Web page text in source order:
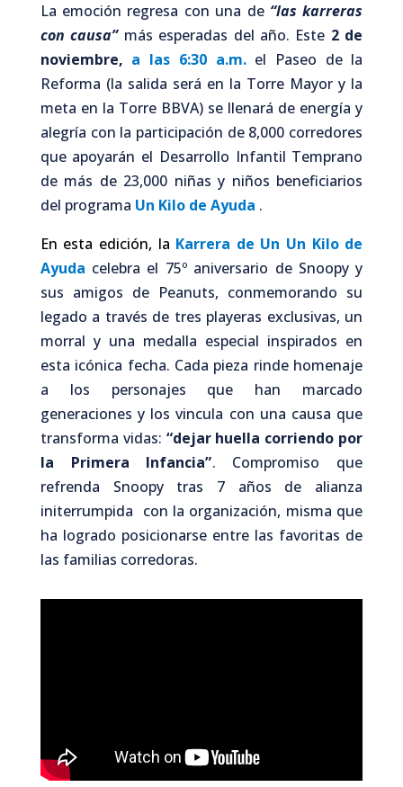
La emoción regresa con una de “las karreras
con causa”más esperadas del año. Este 2 de
noviembre, a las 6:30 a.m.el Paseo de la
Reforma (la salida será en la Torre Mayor y la
meta en la Torre BBVA) se llenará de energía y
alegría con la participación de 8,000 corredores
que apoyarán el Desarrollo Infantil Temprano
de más de 23,000 niñas y niños beneficiarios
del programa Un Kilo de Ayuda .
En esta edición, la Karrera de Un Un Kilo de
Ayuda celebra el 75º aniversario de Snoopy y
sus amigos de Peanuts, conmemorando su
legado a través de tres playeras exclusivas, un
morral y una medalla especial inspirados en
esta icónica fecha. Cada pieza rinde homenaje
a los personajes que han marcado
generaciones y los vincula con una causa que
transforma vidas: “dejar huella corriendo por
la Primera Infancia”. Compromiso que
refrenda Snoopy tras 7 años de alianza
initerrumpida con la organización, misma que
ha logrado posicionarse entre las favoritas de
las familias corredoras.